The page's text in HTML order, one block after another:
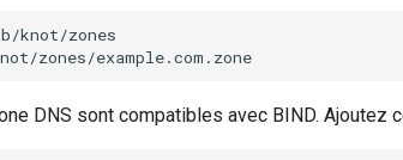
knot/zones
DNS sont compatibles avec BIND. Ajoutez